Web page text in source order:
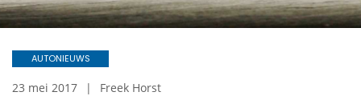
AUTONIEUWS
23 mei 2017 Freek Horst